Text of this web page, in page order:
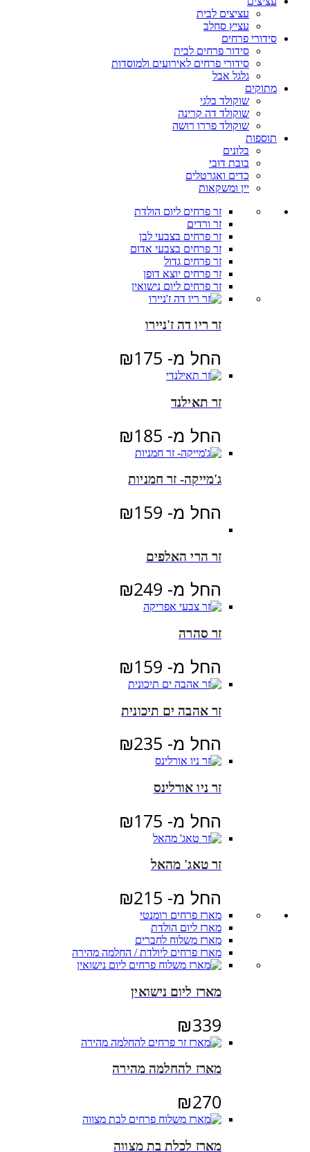
עציצים לבית
עציץ סחלב
סידורי פרחים
סידור פרחים לבית
סידורי פרחים לאירועים ולמוסדות
גלגל אבל
מתוקים
שוקולד בלגי
שוקולד דה קרינה
שוקולד פררו רושה
תוספות
בלונים
בובת דובי
כדים ואגרטלים
יין ומשקאות
זר פרחים ליום הולדת
זר ורדים
זר פרחים בצבעי לבן
זר פרחים בצבעי אדום
זר פרחים גדול
זר פרחים יוצא דופן
זר פרחים ליום נישואין
זר ריו דה ז'ניירו
החל מ- ₪175
זר תאילנד
החל מ- ₪185
ג'מייקה- זר חמניות
החל מ- ₪159
זר הרי האלפים
החל מ- ₪249
זר סהרה
החל מ- ₪159
זר אהבה ים תיכונית
החל מ- ₪235
זר ניו אורלינס
החל מ- ₪175
זר טאג' מהאל
החל מ- ₪215
מארז פרחים רומנטי
מארז ליום הולדת
מארז משלוח לחברים
מארז פרחים ליולדת / החלמה מהירה
מארז ליום נישואין
₪339
מארז להחלמה מהירה
₪270
מארז לכלת בת מצווה